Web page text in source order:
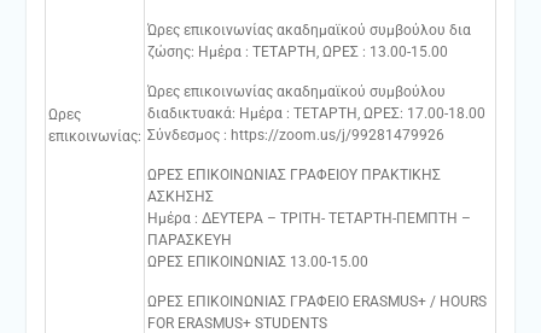
Ωρες
επικοινωνίας:
Ώρες επικοινωνίας ακαδημαϊκού συμβούλου δια
ζώσης: Ημέρα : ΤΕΤΑΡΤΗ, ΩΡΕΣ : 13.00-15.00
Ώρες επικοινωνίας ακαδημαϊκού συμβούλου
διαδικτυακά: Ημέρα : ΤΕΤΑΡΤΗ, ΩΡΕΣ: 17.00-18.00
Σύνδεσμος : https://zoom.us/j/99281479926
ΩΡΕΣ ΕΠΙΚΟΙΝΩΝΙΑΣ ΓΡΑΦΕΙΟΥ ΠΡΑΚΤΙΚΗΣ
ΑΣΚΗΣΗΣ
Ημέρα : ΔΕΥΤΕΡΑ – ΤΡΙΤΗ- ΤΕΤΑΡΤΗ-ΠΕΜΠΤΗ –
ΠΑΡΑΣΚΕΥΗ
ΩΡΕΣ ΕΠΙΚΟΙΝΩΝΙΑΣ 13.00-15.00
ΩΡΕΣ ΕΠΙΚΟΙΝΩΝΙΑΣ ΓΡΑΦΕΙΟ ΕRASMUS+ / HOURS
FOR ERASMUS+ STUDENTS